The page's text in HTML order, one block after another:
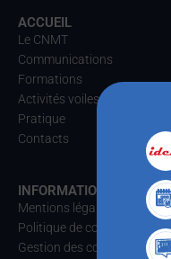
ACCUEIL
Le CNMT
Communications
Formations
Activités voiles
Pratique
Contacts
INFORMATIONS
Mentions légales
Politique de confidentialités
Gestion des cookies